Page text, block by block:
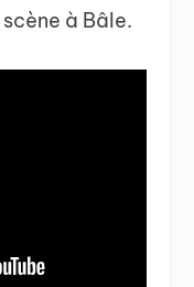
à Bâle.